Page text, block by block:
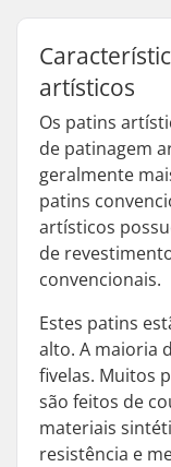
artísticos
Os patins
de patinagem
geralmente
patins
artísticos
de
convencionais.
Estes patins
alto. A maioria
fivelas. Muitos
são feitos de
materiais
resistência e